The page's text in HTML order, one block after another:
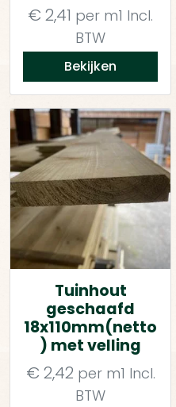
€ 2,41 per m1 Incl.
BTW
Bekijken
Tuinhout
geschaafd
18x110mm(netto
) met velling
€ 2,42 per m1 Incl.
BTW